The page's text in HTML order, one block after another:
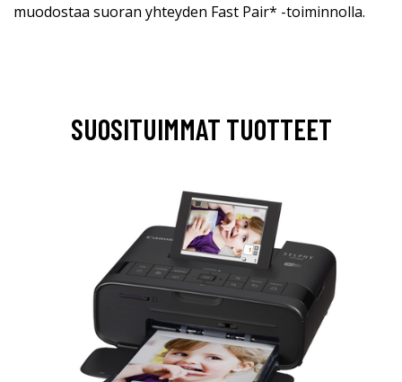
muodostaa suoran yhteyden Fast Pair* -toiminnolla.
SUOSITUIMMAT TUOTTEET